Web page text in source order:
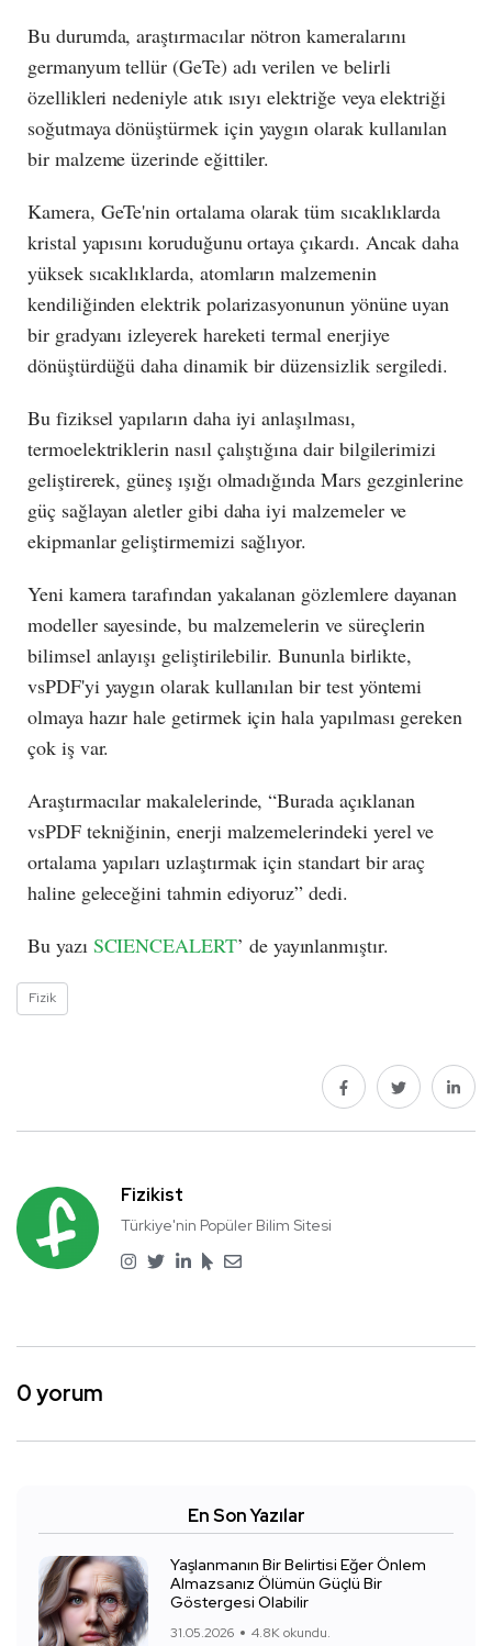
Bu durumda, araştırmacılar nötron kameralarını
germanyum tellür (GeTe) adı verilen ve belirli
özellikleri nedeniyle atık ısıyı elektriğe veya elektriği
soğutmaya dönüştürmek için yaygın olarak kullanılan
bir malzeme üzerinde eğittiler.
Kamera, GeTe'nin ortalama olarak tüm sıcaklıklarda
kristal yapısını koruduğunu ortaya çıkardı. Ancak daha
yüksek sıcaklıklarda, atomların malzemenin
kendiliğinden elektrik polarizasyonunun yönüne uyan
bir gradyanı izleyerek hareketi termal enerjiye
dönüştürdüğü daha dinamik bir düzensizlik sergiledi.
Bu fiziksel yapıların daha iyi anlaşılması,
termoelektriklerin nasıl çalıştığına dair bilgilerimizi
geliştirerek, güneş ışığı olmadığında Mars gezginlerine
güç sağlayan aletler gibi daha iyi malzemeler ve
ekipmanlar geliştirmemizi sağlıyor.
Yeni kamera tarafından yakalanan gözlemlere dayanan
modeller sayesinde, bu malzemelerin ve süreçlerin
bilimsel anlayışı geliştirilebilir. Bununla birlikte,
vsPDF'yi yaygın olarak kullanılan bir test yöntemi
olmaya hazır hale getirmek için hala yapılması gereken
çok iş var.
Araştırmacılar makalelerinde, “Burada açıklanan
vsPDF tekniğinin, enerji malzemelerindeki yerel ve
ortalama yapıları uzlaştırmak için standart bir araç
haline geleceğini tahmin ediyoruz” dedi.
Bu yazı SCIENCEALERT’ de yayınlanmıştır.
Fizik
Fizikist
Türkiye'nin Popüler Bilim Sitesi
0 yorum
En Son Yazılar
Yaşlanmanın Bir Belirtisi Eğer Önlem
Almazsanız Ölümün Güçlü Bir
Göstergesi Olabilir
31.05.2026 4.8K okundu.